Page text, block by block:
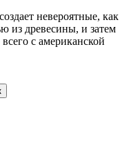
невероятные, как
из древесины, и затем
с американской